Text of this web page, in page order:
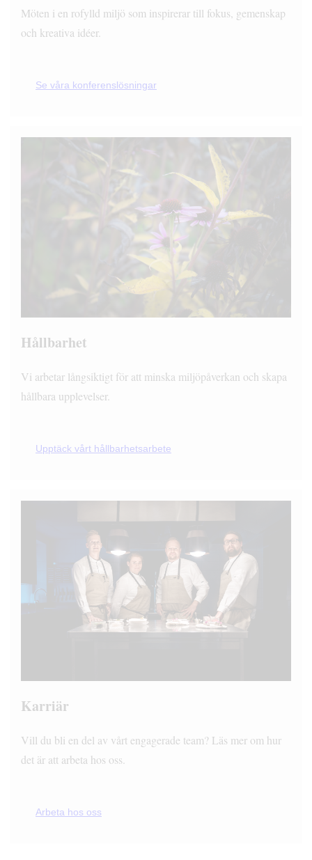
Möten i en rofylld miljö som inspirerar till fokus, gemenskap
och kreativa idéer.
Se våra konferenslösningar
Hållbarhet
Vi arbetar långsiktigt för att minska miljöpåverkan och skapa
hållbara upplevelser.
Upptäck vårt hållbarhetsarbete
Karriär
Vill du bli en del av vårt engagerade team? Läs mer om hur
det är att arbeta hos oss.
Arbeta hos oss